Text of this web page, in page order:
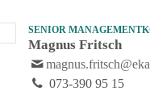
SENIOR
Magnus Fritsch
073-390 95 15